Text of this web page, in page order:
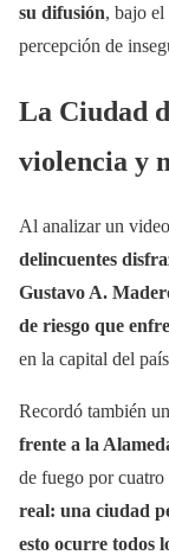
su difusión, bajo el
percepción de
La Ciudad
violencia y
Al analizar un
delincuentes
Gustavo A.
de riesgo que
en la capital del
Recordó también un
frente a la
de fuego por cuatro
real: una ciudad
esto ocurre todos